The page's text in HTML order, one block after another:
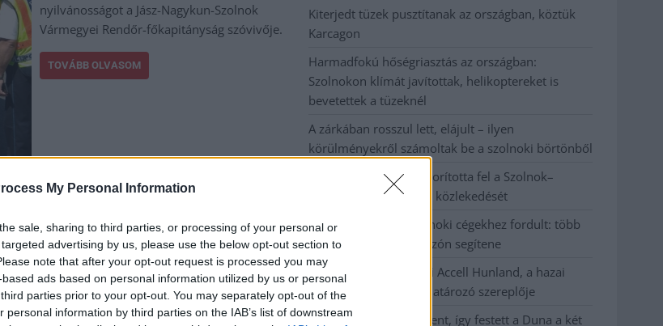
My Personal Information
sale, sharing to third parties, or processing of your personal or
advertising by us, please use the below opt-out section to
note that after your opt-out request is processed you may
ads based on personal information utilized by us or personal
parties prior to your opt-out. You may separately opt-out of the
personal information by third parties on the IAB’s list of downstream
nyilvánosságot a Jász-Nagykun-Szolnok
Vármegyei Rendőr-főkapitányság szóvivője.
TOVÁBB OLVASOM
,Jászberény
és Karcag között
Súlyos vonatbaleset történt vasárnap
éjszaka Püspökladány és Karcag között, a 4-
Kiterjedt tüzek pusztítanak az országban, köztük
Karcagon
Harmadfokú hőségriasztás az országban:
Szolnokon klímát javítottak, helikoptereket is
bevetettek a tüzeknél
A zárkában rosszul lett, elájult – ilyen
körülményekről számoltak be a szolnoki börtönből
Váratlan fennakadás borította fel a Szolnok–
Kecskemét vasútvonal közlekedését
A polgármester a szolnoki cégekhez fordult: több
száz elbocsátott dolgozón segítene
Csődbe ment a tószegi Accell Hunland, a hazai
kerékpárgyártás meghatározó szereplője
Egyszer fent, egyszer lent, így festett a Duna a két